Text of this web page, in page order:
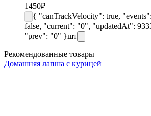
1450₽
{ "canTrackVelocity": true,
false, "current": "0", "updatedAt":
"prev": "0" }шт
Рекомендованные товары
Домашняя лапша с курицей